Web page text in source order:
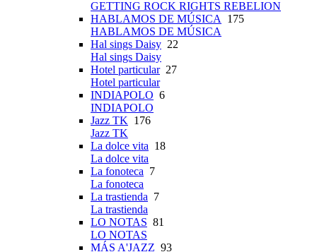
GETTING ROCK RIGHTS REBELION
HABLAMOS DE MÚSICA
175
HABLAMOS DE MÚSICA
Hal sings Daisy 22
Hal sings Daisy
Hotel particular27
Hotel particular
INDIAPOLO 6
INDIAPOLO
Jazz TK 176
Jazz TK
La dolce vita 18
La dolce vita
La fonoteca 7
La fonoteca
La trastienda 7
La trastienda
LO NOTAS 81
LO NOTAS
MÁS A'JAZZ 93